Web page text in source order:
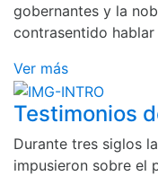
gobernantes y la
contrasentido
Ver más
Testimonios
Durante tres siglos
impusieron sobre el